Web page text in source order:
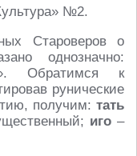
№2.
Староверов о
однозначно:
Обратимся к
рунические
получим: тать
иго–